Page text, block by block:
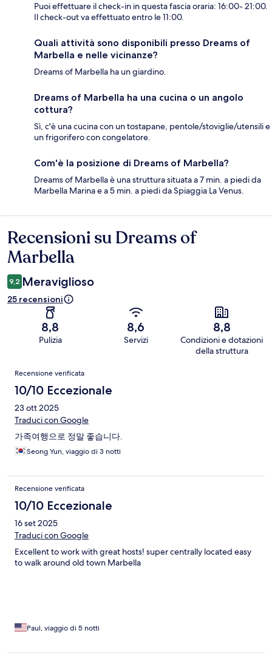
Puoi effettuare il check-in in questa fascia oraria: 16:00- 21:00.
Il check-out va effettuato entro le 11:00.
Quali attività sono disponibili presso Dreams of
Marbella e nelle vicinanze?
Dreams of Marbella ha un giardino.
Dreams of Marbella ha una cucina o un angolo
cottura?
Sì, c'è una cucina con un tostapane, pentole/stoviglie/utensili e
un frigorifero con congelatore.
Com'è la posizione di Dreams of Marbella?
Dreams of Marbella è una struttura situata a 7 min. a piedi da
Marbella Marina e a 5 min. a piedi da Spiaggia La Venus.
Recensioni
Recensioni su Dreams of
Marbella
9,2 Meraviglioso
25 recensioni
8,8
Pulizia
8,6
Servizi
8,8
Condizioni e dotazioni
della struttura
Recensioni
Recensione verificata
10/10 Eccezionale
23 ott 2025
Traduci con Google
가족여행으로 정말 좋습니다.
Seong Yun, viaggio di 3 notti
Recensione verificata
10/10 Eccezionale
16 set 2025
Traduci con Google
Excellent to work with great hosts! super centrally located easy
to walk around old town Marbella
Paul, viaggio di 5 notti